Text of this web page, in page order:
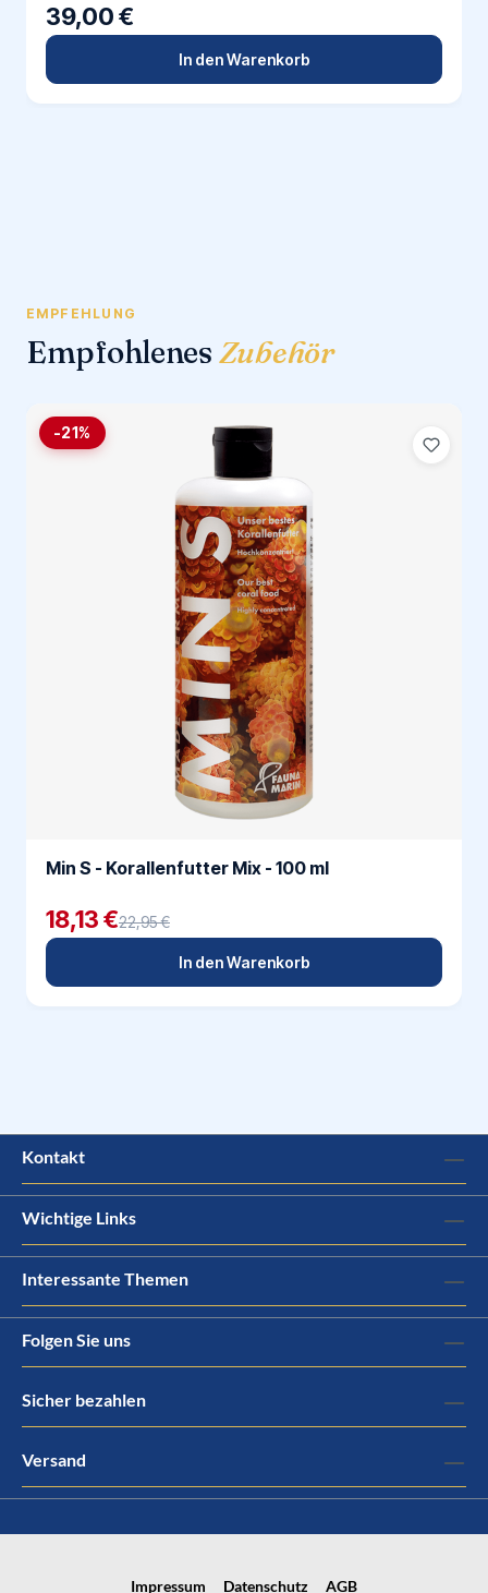
39,00 €
In den Warenkorb
EMPFEHLUNG
Empfohlenes Zubehör
-21%
Min S - Korallenfutter Mix - 100 ml
18,13 €22,95 €
In den Warenkorb
Kontakt
Wichtige Links
Interessante Themen
Folgen Sie uns
Sicher bezahlen
Versand
Impressum Datenschutz AGB